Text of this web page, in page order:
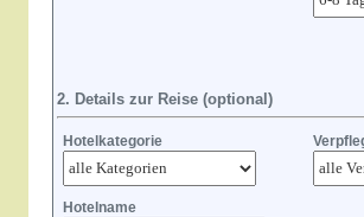
2. Details zur Reise (optional)
Hotelkategorie
Hotelname